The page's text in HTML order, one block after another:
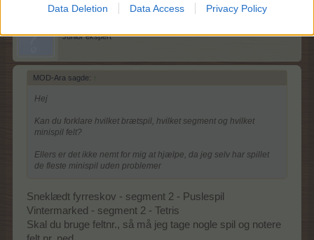
Data Deletion Data Access Privacy Policy
Junior ekspert
MOD-Ara sagde: ↑
Hej
Kan du forklare hvilket brætspil, hvilket segment og hvilket
minispil felt?
Ellers er det ikke nemt for mig at hjælpe, da jeg selv har spillet
de fleste minispil uden problemer
Sneklædt fyrreskov - segment 2 - Puslespil
Vintermarked - segment 2 - Tetris
Skal du bruge feltnr., så må jeg tage nogle spil og notere